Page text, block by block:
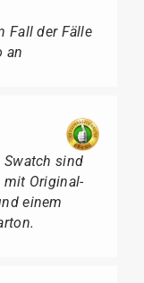
Fall der Fälle
an
Swatch sind
Original-
einem